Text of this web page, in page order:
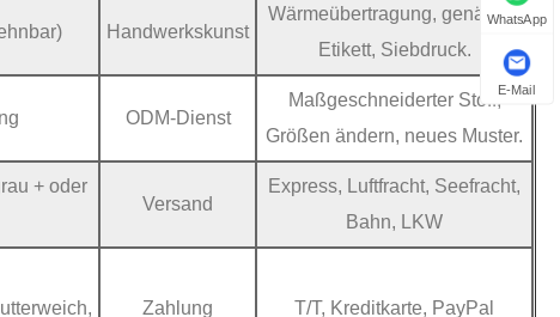
Handwerkskunst
Wärmeübertragung, genähtes
Etikett, Siebdruck.
ODM-Dienst
Maßgeschneiderter Stoff,
Größen ändern, neues Muster.
+ oder
Versand
Express, Luftfracht, Seefracht,
Bahn, LKW
Zahlung T/T, Kreditkarte, PayPal
WhatsApp
E-Mail